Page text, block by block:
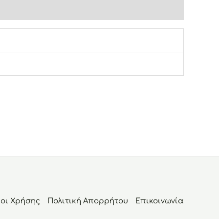
Χρήσης Πολιτική Απορρήτου Επικοινωνία